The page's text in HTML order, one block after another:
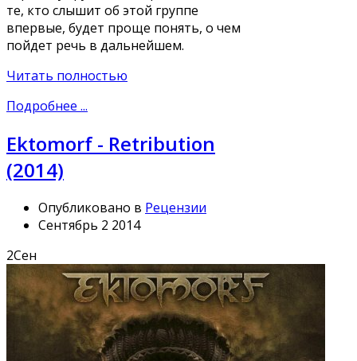
те, кто слышит об этой группе
впервые, будет проще понять, о чем
пойдет речь в дальнейшем.
Читать полностью
Подробнее ...
Ektomorf - Retribution
(2014)
Опубликовано в Рецензии
Сентябрь 2 2014
2Сен